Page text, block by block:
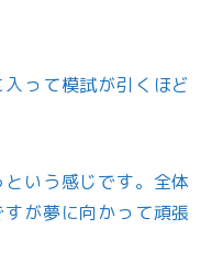
って模試が引くほど
いう感じです。全体
が夢に向かって頑張